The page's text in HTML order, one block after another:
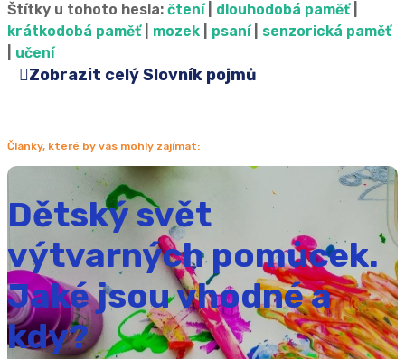
Štítky u tohoto hesla: čtení| dlouhodobá paměť|
krátkodobá paměť| mozek psaní| senzorická paměť
učení
Zobrazit celý Slovník pojmů
Články, které by vás mohly zajímat:
Dětský svět
výtvarných pomůcek.
Jaké jsou vhodné a
kdy?